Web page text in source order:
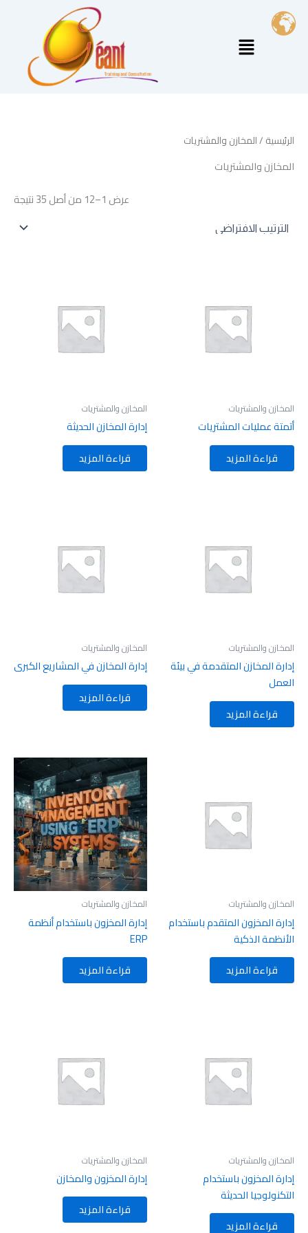
تخطي
المحتوى
القائمة
الرئيسية / المخازن والمشتريات
المخازن والمشتريات
عرض 1–12 من أصل 35 نتيجة
المخازن والمشتريات
أتمتة عمليات المشتريات
قراءة المزيد
المخازن والمشتريات
إدارة المخازن الحديثة
قراءة المزيد
المخازن والمشتريات
إدارة المخازن المتقدمة في بيئة
العمل
قراءة المزيد
المخازن والمشتريات
إدارة المخازن في المشاريع الكبرى
قراءة المزيد
المخازن والمشتريات
إدارة المخزون المتقدم باستخدام
الأنظمة الذكية
قراءة المزيد
المخازن والمشتريات
إدارة المخزون باستخدام أنظمة
ERP
قراءة المزيد
المخازن والمشتريات
إدارة المخزون باستخدام
التكنولوجيا الحديثة
قراءة المزيد
المخازن والمشتريات
إدارة المخزون والمخازن
قراءة المزيد